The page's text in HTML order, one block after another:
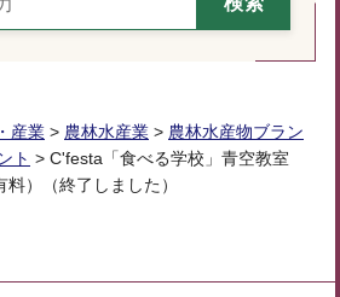
産業 > 農林水産業 > 農林水産物ブラン
ト > C'festa「食べる学校」青空教室
）（終了しました）